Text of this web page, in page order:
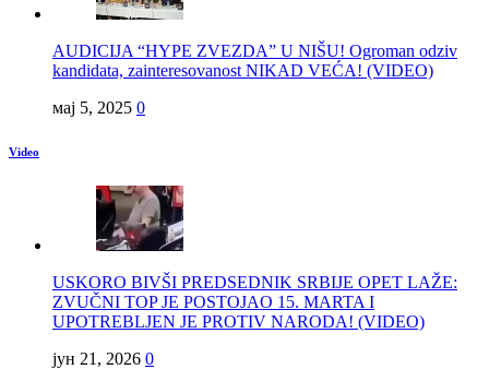
AUDICIJA “HYPE ZVEZDA” U NIŠU! Ogroman odziv
kandidata, zainteresovanost NIKAD VEĆA! (VIDEO)
мај 5, 2025 0
Video
USKORO BIVŠI PREDSEDNIK SRBIJE OPET LAŽE:
ZVUČNI TOP JE POSTOJAO 15. MARTA I
UPOTREBLJEN JE PROTIV NARODA! (VIDEO)
јун 21, 2026 0